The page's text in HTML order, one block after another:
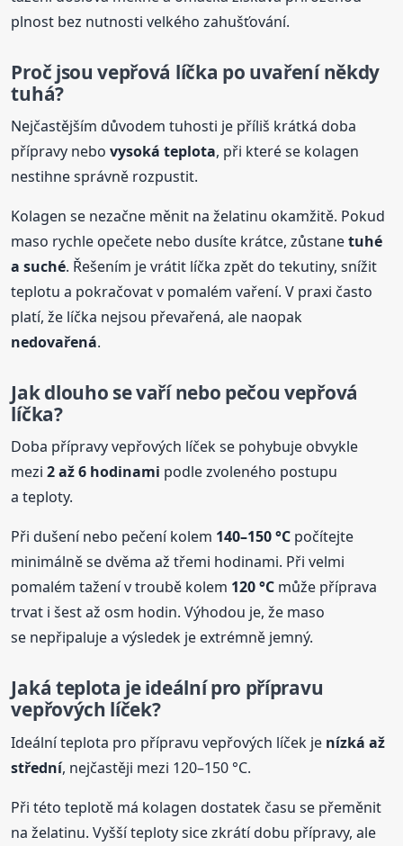
plnost bez nutnosti velkého zahušťování.
Proč jsou vepřová líčka po uvaření někdy
tuhá?
Nejčastějším důvodem tuhosti je příliš krátká doba
přípravy nebovysoká teplota, při které se kolagen
nestihne správně rozpustit.
Kolagen se nezačne měnit na želatinu okamžitě. Pokud
maso rychle opečete nebo dusíte krátce, zůstanetuhé
a suché. Řešením je vrátit líčka zpět do tekutiny, snížit
teplotu a pokračovat v pomalém vaření. V praxi často
platí, že líčka nejsou převařená, ale naopak
nedovařená.
Jak dlouho se vaří nebo pečou vepřová
líčka?
Doba přípravy vepřových líček se pohybuje obvykle
mezi2 až 6 hodinami podle zvoleného postupu
a teploty.
Při dušení nebo pečení kolem 140–150 °C počítejte
minimálně se dvěma až třemi hodinami. Při velmi
pomalém tažení v troubě kolem 120 °C může příprava
trvat i šest až osm hodin. Výhodou je, že maso
se nepřipaluje a výsledek je extrémně jemný.
Jaká teplota je ideální pro přípravu
vepřových líček?
Ideální teplota pro přípravu vepřových líček je nízká až
střední, nejčastěji mezi 120–150 °C.
Při této teplotě má kolagen dostatek času se přeměnit
na želatinu. Vyšší teploty sice zkrátí dobu přípravy, ale